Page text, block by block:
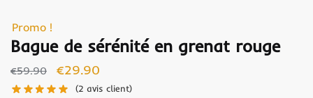
Promo !
Bague de sérénité en grenat rouge
€59.90 €29.90
(2 avis client)